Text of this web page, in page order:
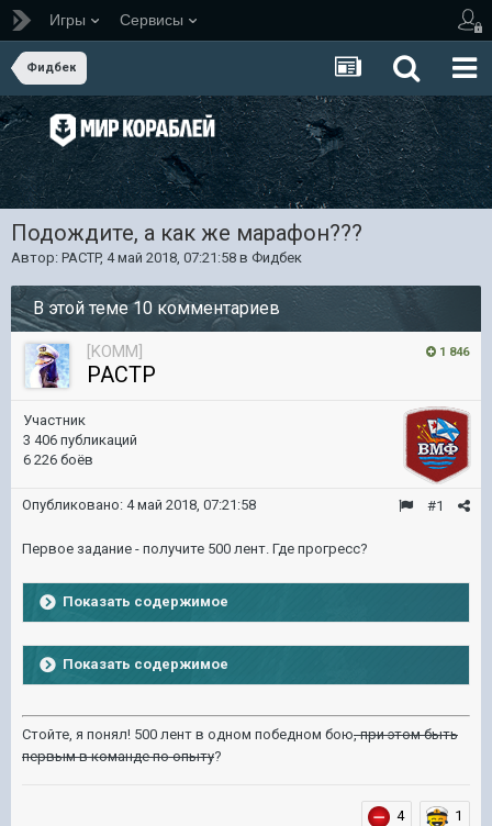
Игры Сервисы
Фидбек
Подождите, а как же марафон???
Автор: PACTP, 4 май 2018, 07:21:58 в Фидбек
В этой теме 10 комментариев
1 846
[KOMM]
PACTP
Участник
3 406 публикаций
6 226 боёв
#1
Опубликовано: 4 май 2018, 07:21:58
Первое задание - получите 500 лент. Где прогресс?
Показать содержимое
Показать содержимое
Стойте, я понял! 500 лент в одном победном бою, при этом быть
первым в команде по опыту?
4 1